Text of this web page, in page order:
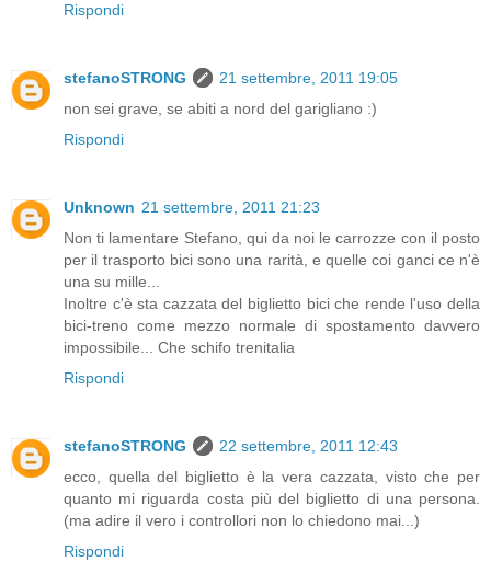
Rispondi
stefanoSTRONG
21 settembre, 2011 19:05
non sei grave, se abiti a nord del garigliano :)
Rispondi
Unknown 21 settembre, 2011 21:23
Non ti lamentare Stefano, qui da noi le carrozze con il posto
per il trasporto bici sono una rarità, e quelle coi ganci ce n'è
una su mille...
Inoltre c'è sta cazzata del biglietto bici che rende l'uso della
bici-treno come mezzo normale di spostamento davvero
impossibile... Che schifo trenitalia
Rispondi
stefanoSTRONG
22 settembre, 2011 12:43
ecco, quella del biglietto è la vera cazzata, visto che per
quanto mi riguarda costa più del biglietto di una persona.
(ma adire il vero i controllori non lo chiedono mai...)
Rispondi